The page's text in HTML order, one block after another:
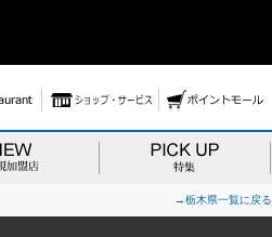
→栃木県一覧に戻る